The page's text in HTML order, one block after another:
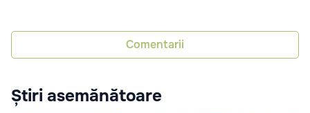
Comentarii
Știri asemănătoare